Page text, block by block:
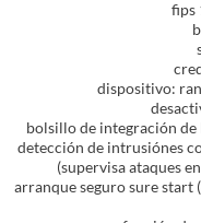
fips
dispositivo:
bolsillo de integración de
detección de intrusiónes
(supervisa ataques
arranque seguro sure start